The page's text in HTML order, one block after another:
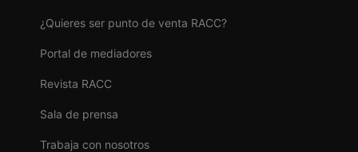
¿Quieres ser punto de venta RACC?
Portal de mediadores
Revista RACC
Sala de prensa
Trabaja con nosotros